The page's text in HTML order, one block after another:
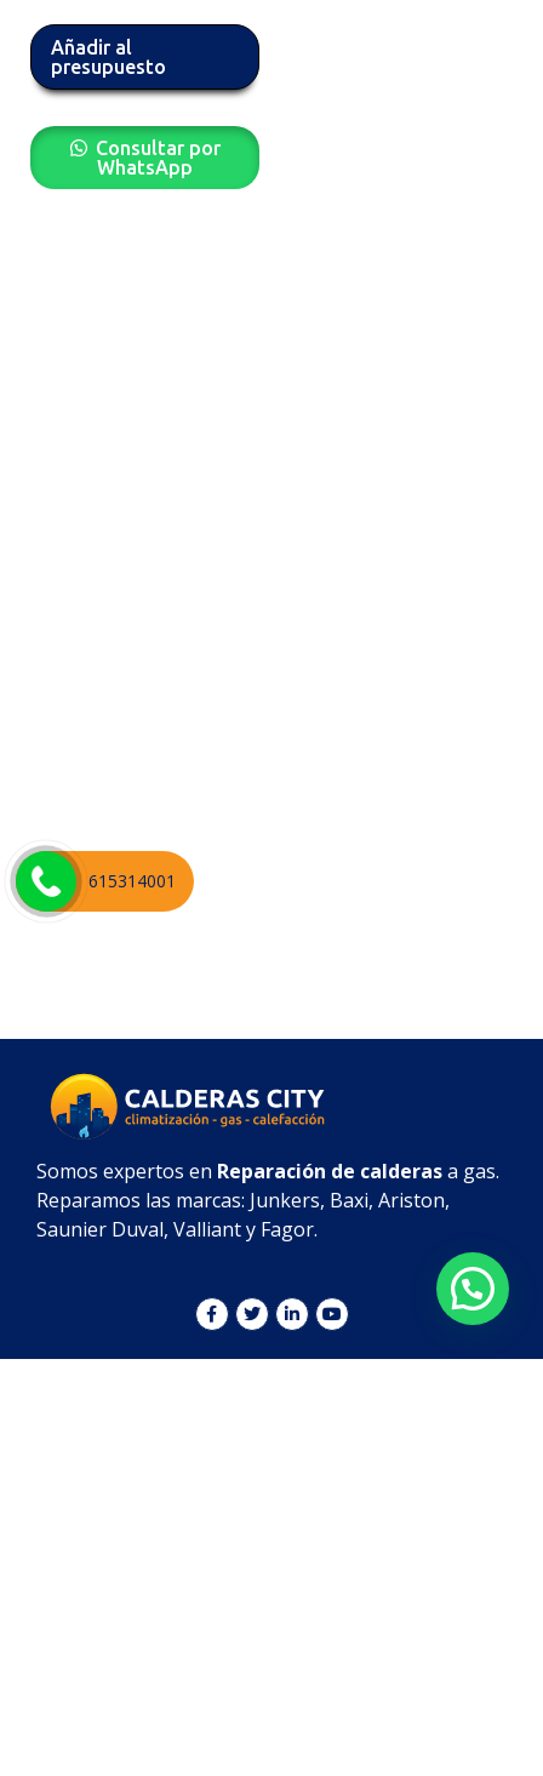
Añadir al
presupuesto
Consultar por
WhatsApp
Somos expertos en Reparación de calderasa gas.
Reparamos las marcas: Junkers, Baxi, Ariston,
Saunier Duval, Valliant y Fagor.
615314001